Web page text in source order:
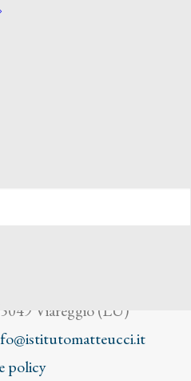
Viareggio (LU)
policy